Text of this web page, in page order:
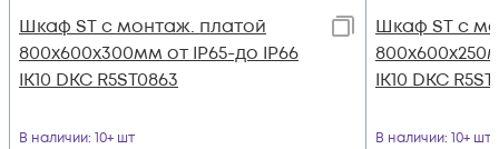
Шкаф ST с монтаж. платой
800х600х300мм от IP65-до IP66
IK10 DKC R5ST0863
В наличии: 10+ шт
Шкаф ST с
IK10 DKC
В наличии: 10+ шт